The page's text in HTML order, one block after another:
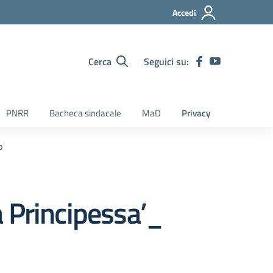
Accedi
Cerca Seguici su:
PNRR Bacheca sindacale MaD Privacy